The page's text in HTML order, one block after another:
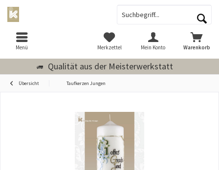
Qualität aus der Meisterwerkstatt
Menü Warenkorb
Merkzettel Mein Konto
Übersicht Taufkerzen Jungen